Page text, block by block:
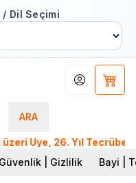
/ Dil Seçimi
ARA
Hesabım
Üye, 26. Yıl
Güvenlik | Gizlilik Bayi |